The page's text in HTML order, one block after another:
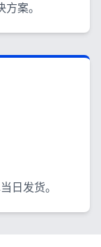
案。
日发货。